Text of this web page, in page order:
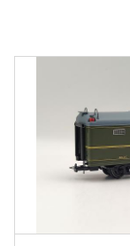
GILLKIT
GRIP ZECHIN
GUTZOLD
HAXO MODELE